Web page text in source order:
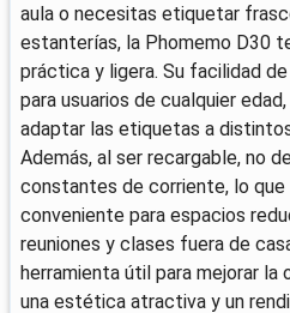
aula o necesitas etiquetar
estanterías, la Phomemo D30
práctica y ligera. Su facilidad
para usuarios de cualquier
adaptar las etiquetas a
Además, al ser recargable, no
constantes de corriente, lo
conveniente para espacios
reuniones y clases fuera de
herramienta útil para mejorar la
una estética atractiva y un